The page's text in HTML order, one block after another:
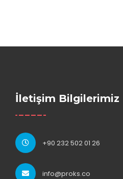
İletişim Bilgilerimiz
+90 232 502 01 26
info@proks.co